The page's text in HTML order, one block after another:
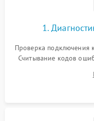
1.
Проверка подключения
Считывание кодов
выявления посторонних